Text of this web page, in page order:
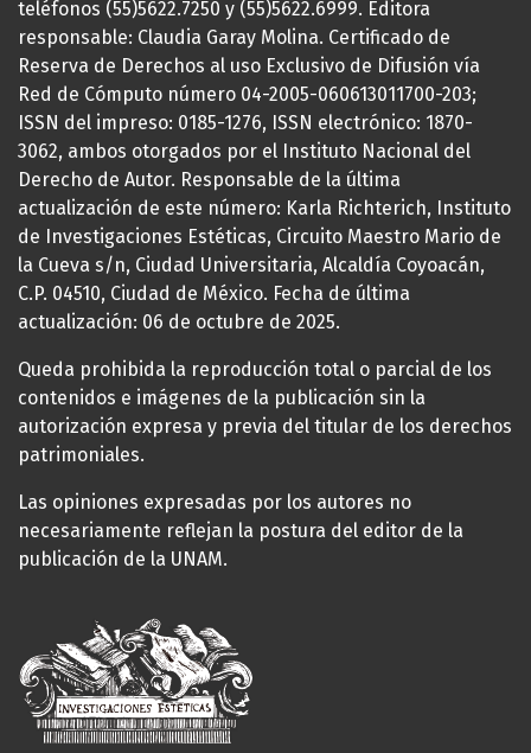
teléfonos (55)5622.7250 y (55)5622.6999. Editora
responsable: Claudia Garay Molina. Certificado de
Reserva de Derechos al uso Exclusivo de Difusión vía
Red de Cómputo número 04-2005-060613011700-203;
ISSN del impreso: 0185-1276, ISSN electrónico: 1870-
3062, ambos otorgados por el Instituto Nacional del
Derecho de Autor. Responsable de la última
actualización de este número: Karla Richterich, Instituto
de Investigaciones Estéticas, Circuito Maestro Mario de
la Cueva s/n, Ciudad Universitaria, Alcaldía Coyoacán,
C.P. 04510, Ciudad de México. Fecha de última
actualización: 06 de octubre de 2025.
Queda prohibida la reproducción total o parcial de los
contenidos e imágenes de la publicación sin la
autorización expresa y previa del titular de los derechos
patrimoniales.
Las opiniones expresadas por los autores no
necesariamente reflejan la postura del editor de la
publicación de la UNAM.